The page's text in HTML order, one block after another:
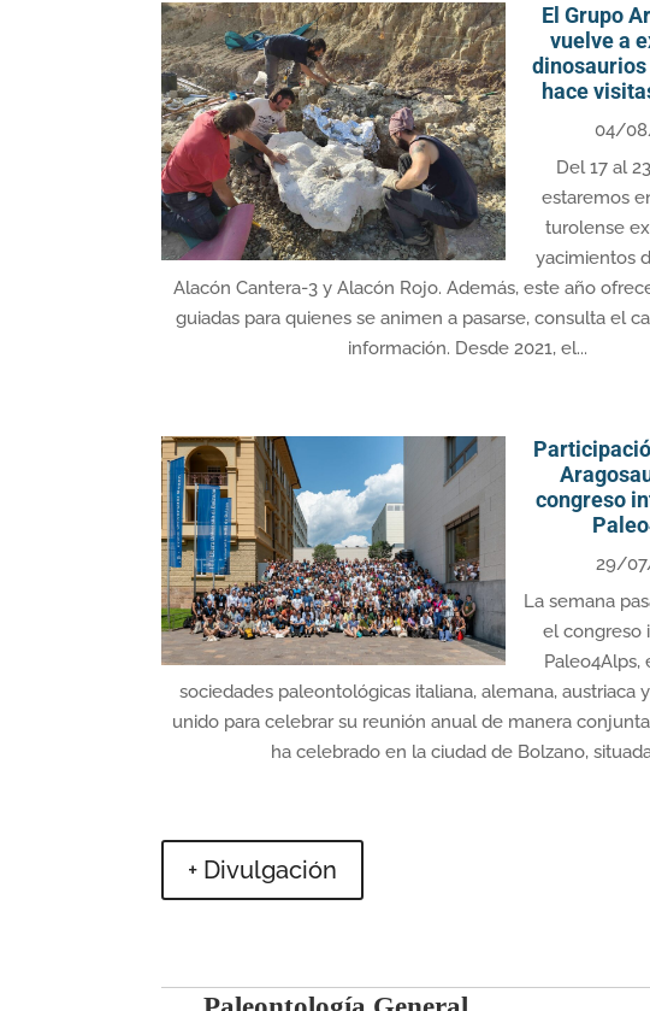
El Grupo
vuelve a
hace
04/
Del 17 al
estaremos
turolense
yacimientos
Alacón Cantera-3 y Alacón Rojo. Además, este año
guiadas para quienes se animen a pasarse, consulta el
información. Desde 2021, el...
congreso
29/
La semana
el congreso
Paleo4Alps,
sociedades paleontológicas italiana, alemana, austriaca
unido para celebrar su reunión anual de manera
ha celebrado en la ciudad de Bolzano,
+ Divulgación